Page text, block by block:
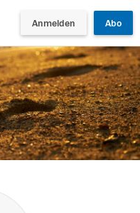
Anmelden Abo